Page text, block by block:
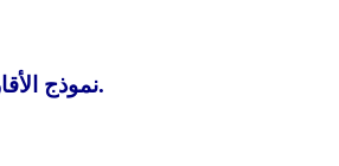
نموذج الأقارب هو لمساعدة الأقرباء بالتعرف على صور شهدائهم.